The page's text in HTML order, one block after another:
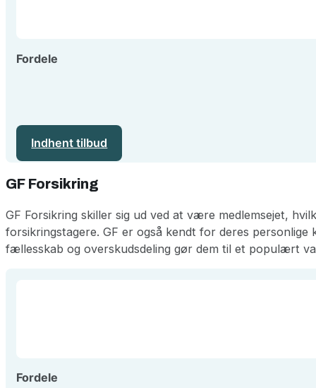
Fordele
Indhent tilbud
GF Forsikring
GF Forsikring skiller sig ud ved at være medlemsejet,
forsikringstagere. GF er også kendt for deres
fællesskab og overskudsdeling gør dem til et populært
Fordele